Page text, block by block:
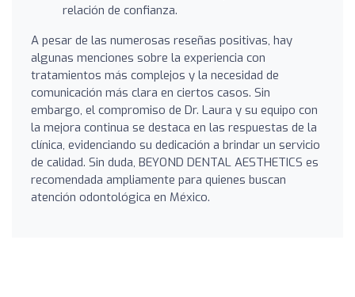
relación de confianza.
A pesar de las numerosas reseñas positivas, hay
algunas menciones sobre la experiencia con
tratamientos más complejos y la necesidad de
comunicación más clara en ciertos casos. Sin
embargo, el compromiso de Dr. Laura y su equipo con
la mejora continua se destaca en las respuestas de la
clínica, evidenciando su dedicación a brindar un servicio
de calidad. Sin duda, BEYOND DENTAL AESTHETICS es
recomendada ampliamente para quienes buscan
atención odontológica en México.